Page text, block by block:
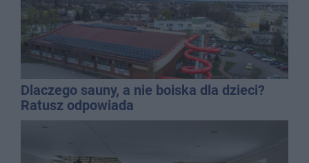
Dlaczego sauny, a nie boiska dla dzieci?
Ratusz odpowiada